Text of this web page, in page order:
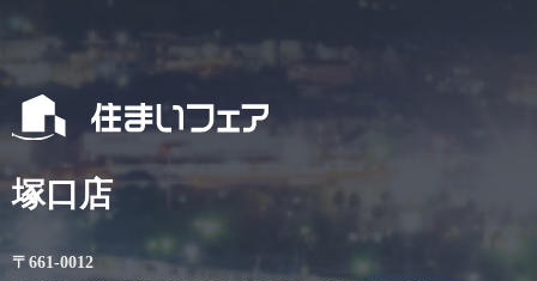
塚口店
〒661-0012